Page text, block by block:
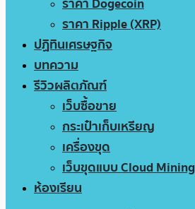
ราคา Ripple (XRP)
ปฏิทินเศรษฐกิจ
บทความ
รีวิวผลิตภัณฑ์
เว็บซื้อขาย
กระเป๋าเก็บเหรียญ
เครื่องขุด
เว็บขุดแบบ Cloud Mining
ห้องเรียน